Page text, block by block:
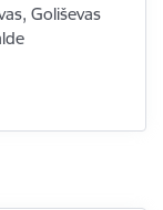
Goliševas